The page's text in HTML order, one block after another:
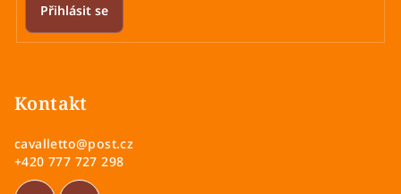
Přihlásit se
Kontakt
cavalletto@post.cz
+420 777 727 298